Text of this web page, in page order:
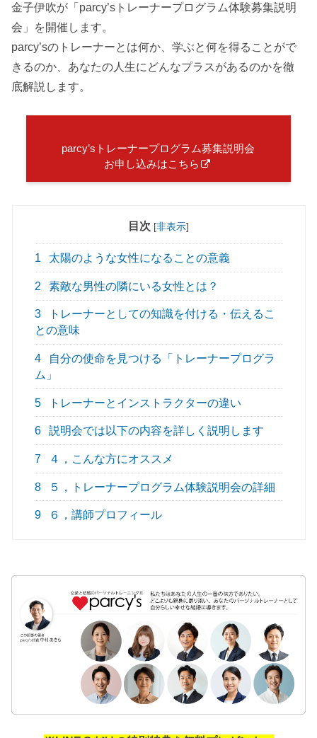
金子伊吹が「parcy’sトレーナープログラム体験募集説明
会」を開催します。
parcy’sのトレーナーとは何か、学ぶと何を得ることがで
きるのか、あなたの人生にどんなプラスがあるのかを徹
底解説します。
parcy’sトレーナープログラム募集説明会
お申し込みはこちら
目次 [非表示]
1 太陽のような女性になることの意義
2 素敵な男性の隣にいる女性とは？
3
トレーナーとしての知識を付ける・伝えるこ
との意味
4
自分の使命を見つける「トレーナープログラ
ム」
5 トレーナーとインストラクターの違い
6 説明会では以下の内容を詳しく説明します
7 ４，こんな方にオススメ
8 ５，トレーナープログラム体験説明会の詳細
9 ６，講師プロフィール